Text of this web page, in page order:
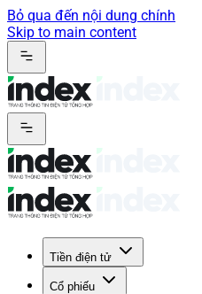
Bỏ qua đến nội dung chính
Skip to main content
Tiền điện tử
Cổ phiếu